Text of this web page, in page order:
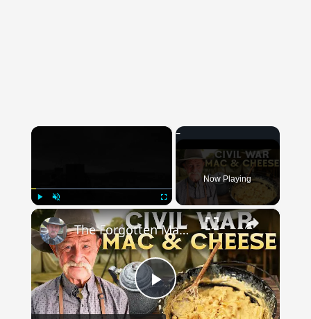
×
Play Unmute Fullscreen
Now Playing
×
Play
The Forgotten Mac & Cheese That Fed Civil War Soldiers